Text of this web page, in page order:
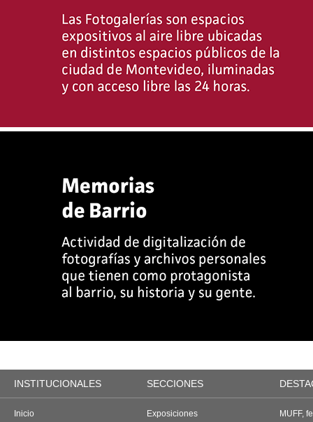
INSTITUCIONALES SECCIONES
Inicio
Exposiciones
MUFF,